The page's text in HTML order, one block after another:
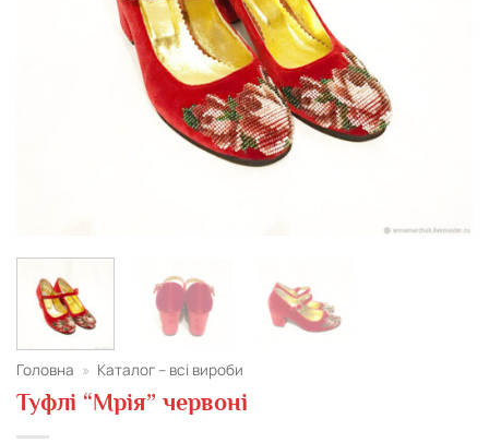
Головна » Каталог – всі вироби
Туфлі “Мрія” червоні